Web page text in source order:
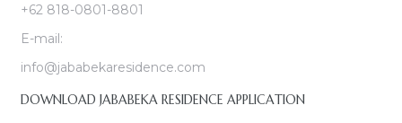
+62 818-0801-8801
E-mail:
info@jababekaresidence.com
DOWNLOAD JABABEKA RESIDENCE APPLICATION